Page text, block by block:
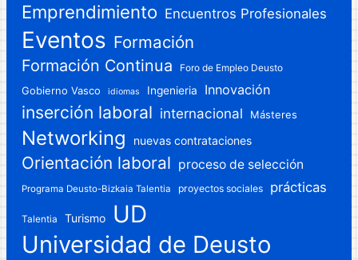
Emprendimiento Encuentros Profesionales
Eventos Formación
Formación Continua Foro de Empleo Deusto
Gobierno Vasco idiomas Ingenieria Innovación
inserción laboral internacional Másteres
Networking nuevas contrataciones
Orientación laboral proceso de selección
Programa Deusto-Bizkaia Talentia proyectos sociales prácticas
Talentia Turismo
UD
Universidad de Deusto